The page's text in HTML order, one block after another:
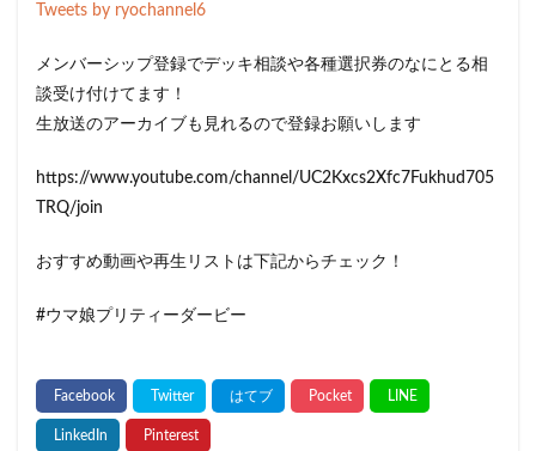
Tweets by ryochannel6
メンバーシップ登録でデッキ相談や各種選択券のなにとる相
談受け付けてます！
生放送のアーカイブも見れるので登録お願いします
https://www.youtube.com/channel/UC2Kxcs2Xfc7Fukhud705
TRQ/join
おすすめ動画や再生リストは下記からチェック！
#ウマ娘プリティーダービー